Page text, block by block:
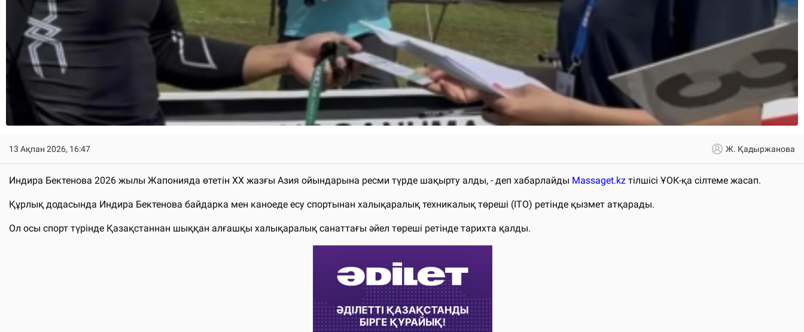
13 Ақпан 2026, 16:47 Ж. Қадыржанова
Индира Бектенова 2026 жылы Жапонияда өтетін ХХ жазғы Азия ойындарына ресми түрде шақырту алды, - деп хабарлайды Massaget.kz тілшісі ҰОК-қа сілтеме жасап.
Құрлық додасында Индира Бектенова байдарка мен каноеде есу спортынан халықаралық техникалық төреші (ITO) ретінде қызмет атқарады.
Ол осы спорт түрінде Қазақстаннан шыққан алғашқы халықаралық санаттағы әйел төреші ретінде тарихта қалды.